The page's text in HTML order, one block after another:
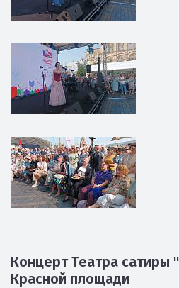
Концерт Театра сатиры
Красной площади